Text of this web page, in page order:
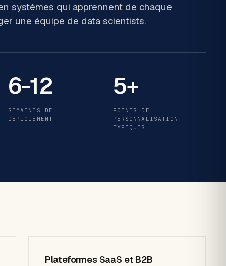
systèmes qui apprennent de chaque
une équipe de data scientists.
6-12
SEMAINES DE
DÉPLOIEMENT
5+
POINTS DE
PERSONNALISATION
TYPIQUES
Plateformes SaaS et B2B